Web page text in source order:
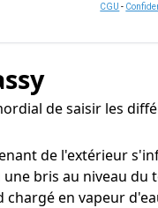
CGU -
de saisir les
de l'extérieur
bris au niveau du
en vapeur